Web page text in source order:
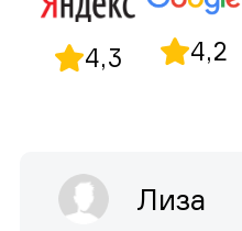
4,3 4,2
Лиза